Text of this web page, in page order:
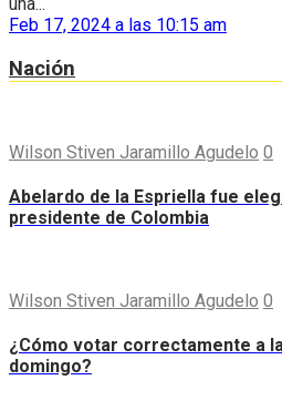
Feb 17, 2024 a las 10:15 am
Nación
Wilson Stiven Jaramillo Agudelo 0
Abelardo de la Espriella fue
presidente de Colombia
Wilson Stiven Jaramillo Agudelo 0
¿Cómo votar correctamente a
domingo?